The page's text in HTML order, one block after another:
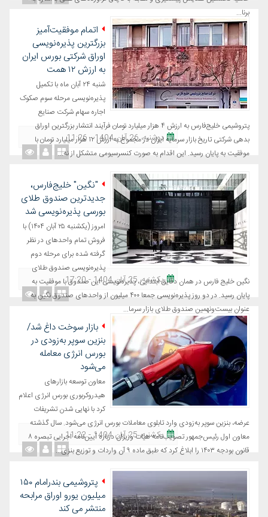
برنا...
اتمام موفقیت‌آمیز
بزرگترین پذیره‌نویسی
اوراق شرکتی بورس ایران
به ارزش ۱۲ همت
شنبه ۲۴ آبان ماه با تکمیل
پذیره‌نویسی مرحله سوم صکوک
اجاره سهام شرکت صنایع
پتروشیمی خلیج‌فارس به ارزش ۴ هزار میلیارد تومان فرآیند انتشار بزرگترین اوراق
بدهی شرکتی تاریخ بازار سرمایه ایران در مجموع به ارزش ۱۲ هزار میلیارد تومان با
موفقیت به پایان رسید. این اقدام به صورت کنسرسیومی متشکل از نه...
دوشنبه، 26 آبان 1404 - 11:26
"نگین" خلیج‌فارس،
جدیدترین صندوق طلای
بورسی پذیره‌نویسی شد
امروز (یکشنبه ۲۵ آبان ۱۴۰۴) با
فروش تمام واحدهای در نظر
گرفته شده برای مرحله دوم
پذیره‌نویسی صندوق طلای
نگین خلیج فارس در همان دقایق ابتدایی، پذیره‌نویسی این صندوق با موفقیت به
پایان رسید. در دو روز پذیره‌نویسی جمعا ۴۰۰ میلیون از واحدهای صندوق نگین به
عنوان بیست‌ونهمین صندوق طلای بازار سرما...
یکشنبه، 25 آبان 1404 - 17:20
بازار سوخت داغ شد/
بنزین سوپر به‌زودی در
بورس انرژی معامله
می‌شود
معاون توسعه بازارهای
هیدروکربوری بورس انرژی اعلام
کرد با نهایی شدن تشریفات
عرضه، بنزین سوپر به‌زودی وارد تابلوی معاملات بورس انرژی می‌شود. سال گذشته
معاون اول رئیس‌جمهور تصویب‌نامه هیات وزیران درباره آیین‌نامه اجرایی تبصره ۸
قانون بودجه ۱۴۰۳ را ابلاغ کرد که طبق ماده ۹ آن واردات و توزیع بنزی...
یکشنبه، 25 آبان 1404 - 11:22
پتروشیمی بندرامام ۱۵۰
میلیون یورو اوراق مرابحه
منتشر می کند